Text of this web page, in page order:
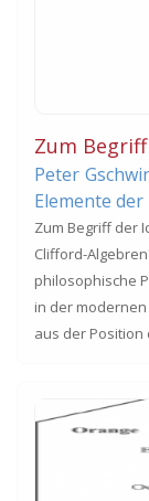
Zum
Peter
Elemente
Zum Begriff der
Clifford-
philosophische
in der
aus der Position